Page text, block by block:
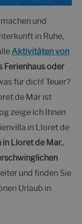
und
in Ruhe,
Aktivitäten von
Ferienhaus oder
für dich! Teuer?
de Mar ist
zeige ich Ihnen
in Lloret de
in Lloret de Mar.,
und finden Sie
Urlaub in